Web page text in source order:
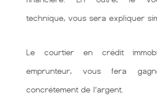
technique, vous sera expliquer
Le courtier en crédit
emprunteur, vous fera
concrétement de l’argent.